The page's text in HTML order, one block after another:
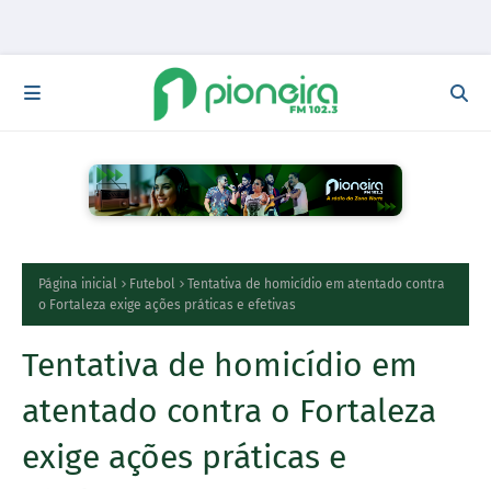
Página inicial Futebol
Tentativa de homicídio em atentado contra
o Fortaleza exige ações práticas e efetivas
Tentativa de homicídio em
atentado contra o Fortaleza
exige ações práticas e